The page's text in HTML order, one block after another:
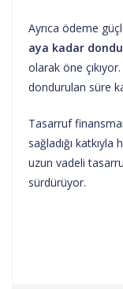
Ayrıca ödeme
aya kadar
olarak öne
dondurulan süre
Tasarruf
sağladığı
uzun vadeli
sürdürüyor.